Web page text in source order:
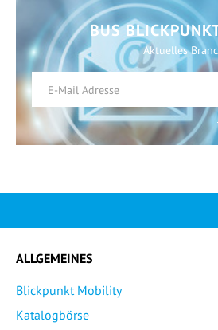
BUS
Aktuelles
ALLGEMEINES
Blickpunkt Mobility
Katalogbörse